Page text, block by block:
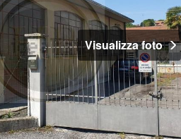
Visualizza foto